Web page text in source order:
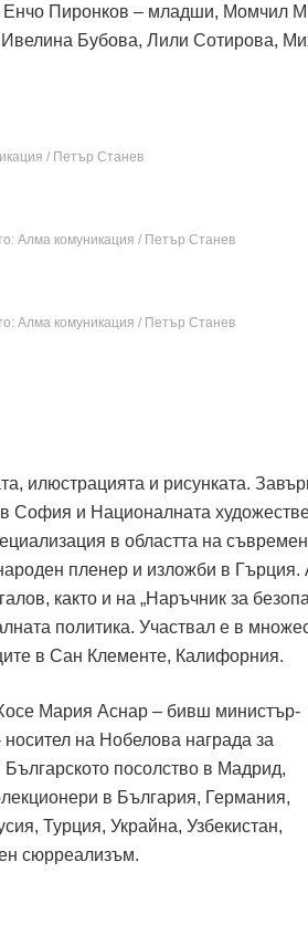
Енчо Пиронков – младши, Момчил
Бубова, Лили Сотирова,
/ Петър Станев
Алма комуникация / Петър Станев
Алма комуникация / Петър Станев
илюстрацията и рисунката.
София и Националната
в областта на
пленер и изложби в Гърция.
както и на „Наръчник за
политика. Участвал е в
в Сан Клементе, Калифорния.
Мария Аснар – бивш министър-
на Нобелова награда за
посолство в Мадрид,
в България, Германия,
Турция, Украйна, Узбекистан,
сюрреализъм.